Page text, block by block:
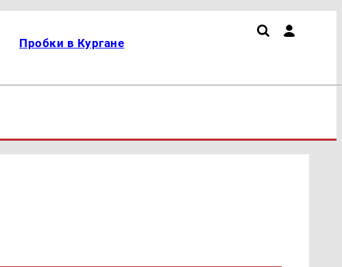
Пробки в Кургане